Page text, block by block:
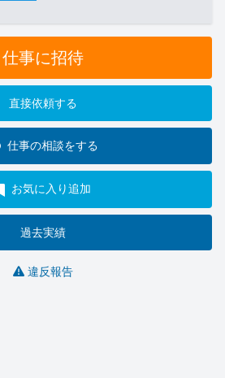
仕事に招待
直接依頼する
仕事の相談をする
お気に入り追加
過去実績
違反報告